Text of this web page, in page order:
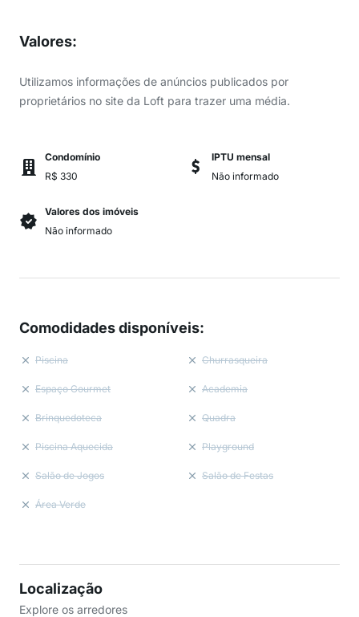
Valores:
Utilizamos informações de anúncios publicados por
proprietários no site da Loft para trazer uma média.
Condomínio
R$ 330
IPTU mensal
Não informado
Valores dos imóveis
Não informado
Comodidades disponíveis:
Piscina Churrasqueira
Espaço Gourmet Academia
Brinquedoteca Quadra
Piscina Aquecida Playground
Salão de Jogos Salão de Festas
Área Verde
Localização
Explore os arredores